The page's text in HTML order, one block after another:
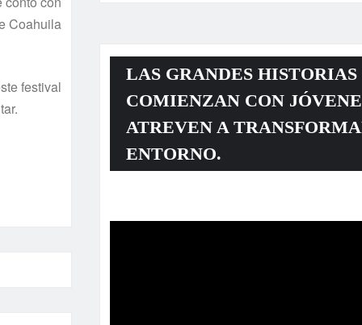
Coahuila
festival
LAS GRANDES HISTORIAS
COMIENZAN CON
ATREVEN A
ENTORNO.